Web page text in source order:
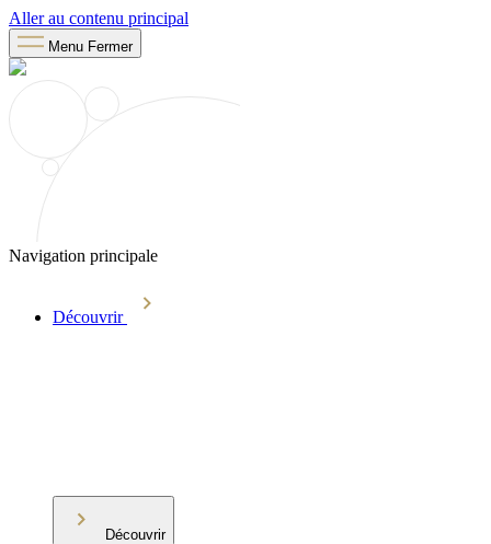
Aller au contenu principal
Menu Fermer
Navigation principale
Découvrir
Découvrir